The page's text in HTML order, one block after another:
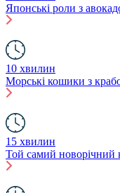
Японські роли з
10 хвилин
Морські кошики з
15 хвилин
Той самий новорічний